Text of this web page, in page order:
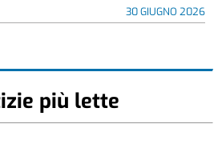
30 GIUGNO 2026
più lette